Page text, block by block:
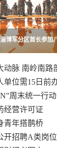
举行首映式 讲好英
博军分区首长参加
动脉 南岭南路
单位需15日前
周末统一行动
经营许可证
青年搭鹊桥
开招聘A类岗